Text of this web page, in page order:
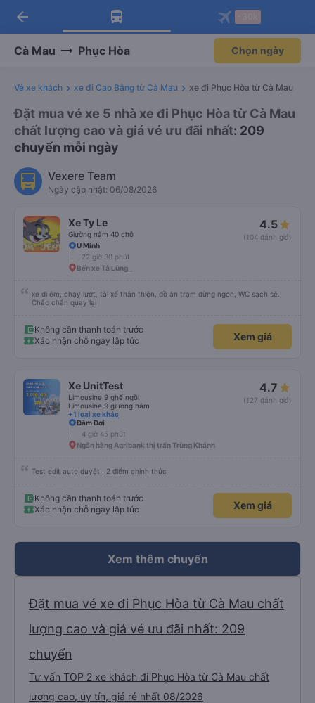
Tải app Vexere ngay!
Nhận ưu đãi thành viên độc
Mở app
Tải app Vexere
-30k/ghế khi đặt vé máy bay qua
Mở app
arrow_back
Cà Mau Phục Hòa Chọn ngày
Vé xe khách xe đi Cao Bằng từ Cà Mau xe đi Phục Hòa từ Cà Mau
Đặt mua vé xe 5 nhà xe đi Phục Hòa từ Cà Mau
chất lượng cao và giá vé ưu đãi nhất: 209
chuyến mỗi ngày
Vexere Team
Ngày cập nhật: 06/08/2026
Xe Ty Le
Giường nằm 40 chỗ
4.5
(104 đánh giá)
U Minh
22 giờ 30 phút
Bến xe Tà Lùng _
xe đi êm, chạy lướt, tài xế thân thiện, đồ ăn trạm dừng ngon, WC sạch sẽ.
Chắc chắn quay lại
Không cần thanh toán trước
Xác nhận chỗ ngay lập tức
Xem giá
Xe UnitTest
Limousine 9 ghế ngồi
Limousine 9 giường nằm
+1 loại xe khác
4.7
(127 đánh giá)
Đầm Dơi
4 giờ 45 phút
Ngân hàng Agribank thị trấn Trùng Khánh
Test edit auto duyệt , 2 điểm chính thức
Không cần thanh toán trước
Xác nhận chỗ ngay lập tức
Xem giá
Xem thêm chuyến
Đặt mua vé xe đi Phục Hòa từ Cà Mau chất
lượng cao và giá vé ưu đãi nhất: 209
chuyến
Tư vấn TOP 2 xe khách đi Phục Hòa từ Cà Mau chất
lượng cao, uy tín, giá rẻ nhất 08/2026